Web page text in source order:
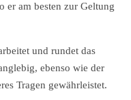
er am besten zur Geltung
und rundet das
ebenso wie der
Tragen gewährleistet.